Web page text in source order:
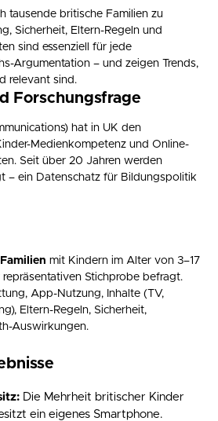
tausende britische Familien zu
Sicherheit, Eltern-Regeln und
sind essenziell für jede
Argumentation – und zeigen Trends,
relevant sind.
Forschungsfrage
hat in UK den
Medienkompetenz und Online-
Seit über 20 Jahren werden
– ein Datenschatz für Bildungspolitik
mit Kindern im Alter von 3–17
Stichprobe befragt.
App-Nutzung, Inhalte (TV,
Eltern-Regeln, Sicherheit,
Auswirkungen.
Die Mehrheit britischer Kinder
ein eigenes Smartphone.